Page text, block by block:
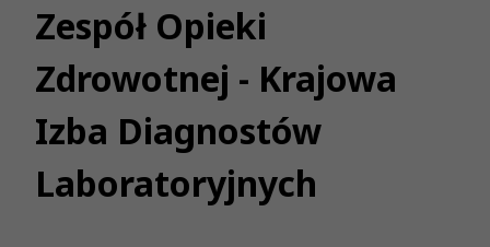
Zespół Opieki
Zdrowotnej - Krajowa
Izba Diagnostów
Laboratoryjnych